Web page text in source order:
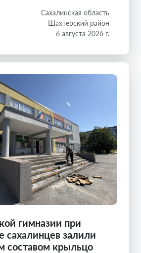
Сахалинская область
Шахтерский район
6 августа 2026 г.
гимназии при
сахалинцев залили
составом крыльцо